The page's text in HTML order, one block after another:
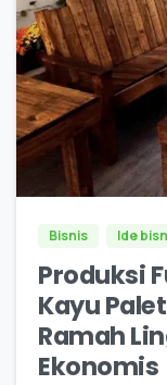
Bisnis Ide
Produksi
Kayu
Ramah
Ekonomis